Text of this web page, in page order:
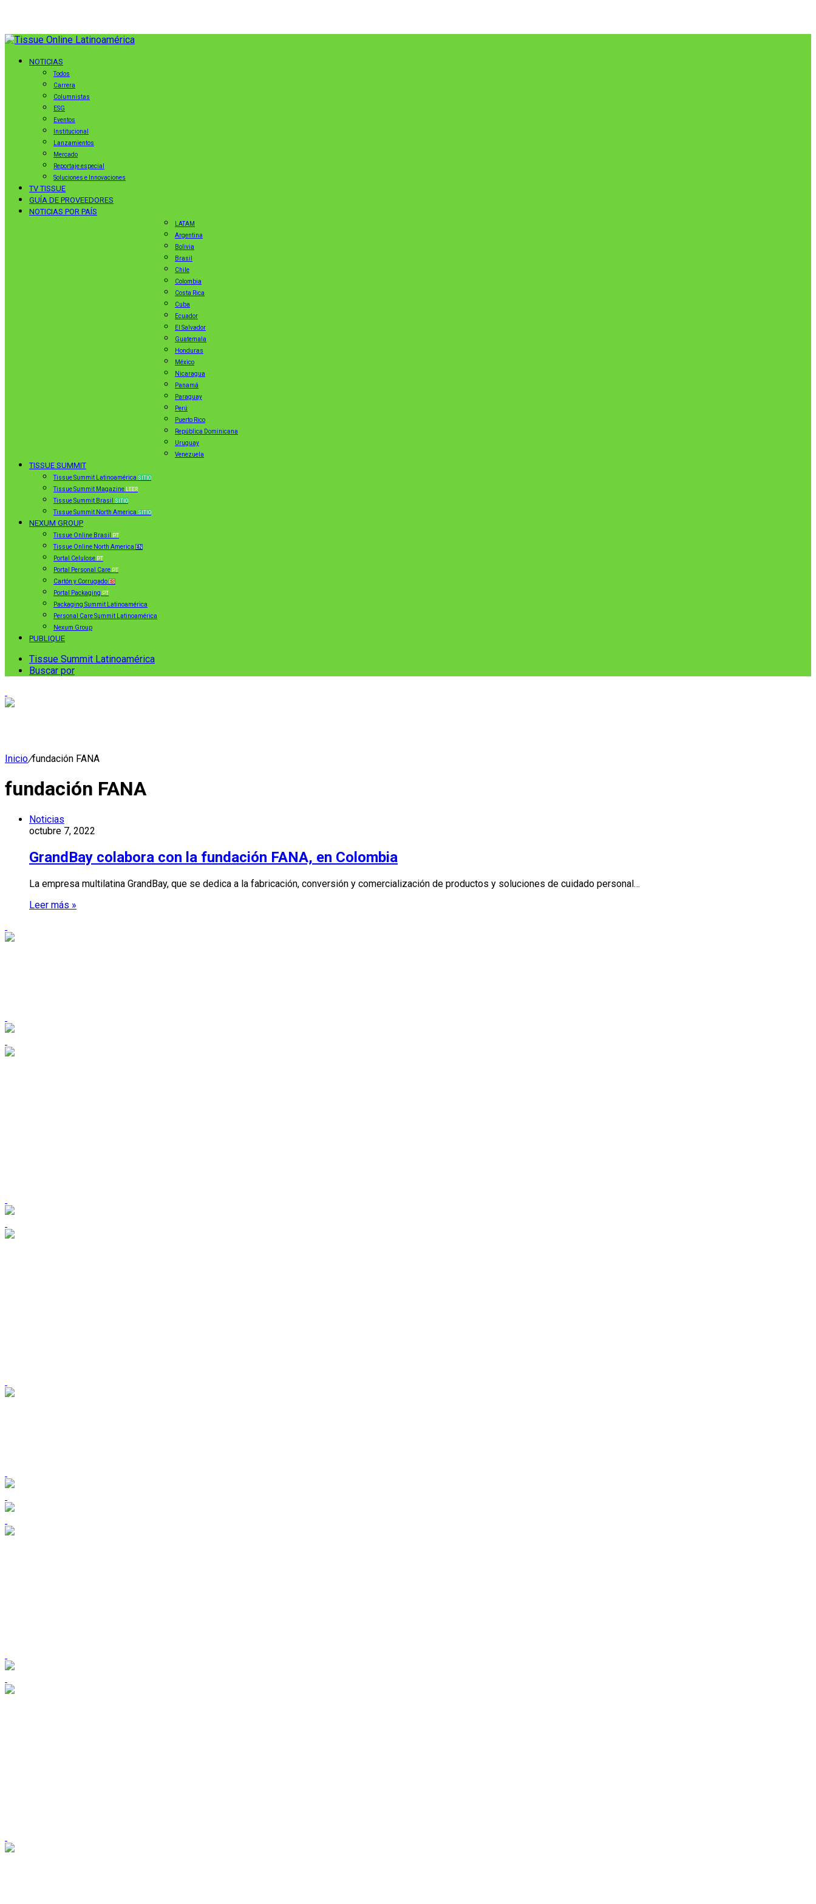
NOTICIAS
Todos
Carrera
Columnistas
ESG
Eventos
Institucional
Lanzamientos
Mercado
Reportaje especial
Soluciones e Innovaciones
TV TISSUE
GUÍA DE PROVEEDORES
NOTICIAS POR PAÍS
LATAM
Argentina
Bolivia
Brasil
Chile
Colombia
Costa Rica
Cuba
Ecuador
El Salvador
Guatemala
Honduras
México
Nicaragua
Panamá
Paraguay
Perú
Puerto Rico
República Dominicana
Uruguay
Venezuela
TISSUE SUMMIT
Tissue Summit Latinoamérica SITIO
Tissue Summit Magazine LEER
Tissue Summit Brasil SITIO
Tissue Summit North America SITIO
NEXUM GROUP
Tissue Online Brasil PT
Tissue Online North America EN
Portal Celulose PT
Portal Personal Care PT
Cartón y Corrugado ES
Portal Packaging PT
Packaging Summit Latinoamérica
Personal Care Summit Latinoamérica
Nexum Group
PUBLIQUE
Tissue Summit Latinoamérica
Buscar por
Inicio/fundación FANA
fundación FANA
Noticias
octubre 7, 2022
GrandBay colabora con la fundación FANA, en Colombia
La empresa multilatina GrandBay, que se dedica a la fabricación, conversión y comercialización de productos y soluciones de cuidado personal…
Leer más »